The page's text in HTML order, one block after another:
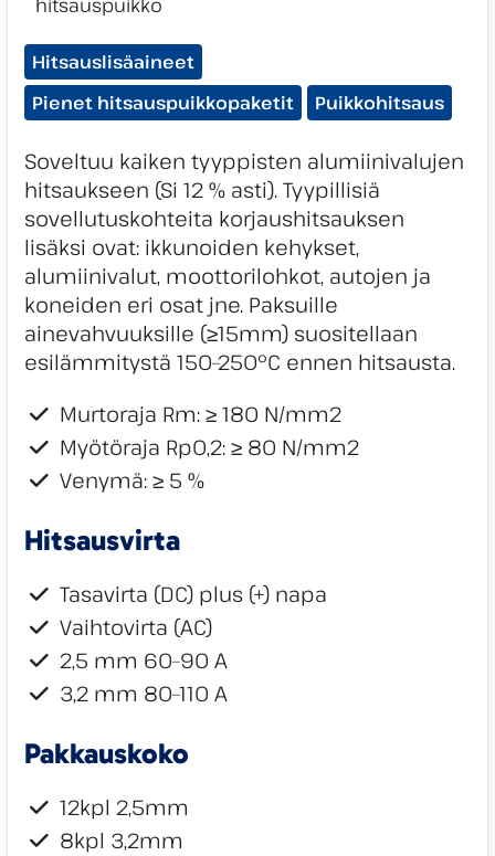
Tuotekategoriat:
Hitsauslisäaineet
Pienet hitsauspuikkopaketit
Puikkohitsaus
Soveltuu kaiken tyyppisten alumiinivalujen
hitsaukseen (Si 12 % asti). Tyypillisiä
sovellutuskohteita korjaushitsauksen
lisäksi ovat: ikkunoiden kehykset,
alumiinivalut, moottorilohkot, autojen ja
koneiden eri osat jne. Paksuille
ainevahvuuksille (≥15mm) suositellaan
esilämmitystä 150–250°C ennen hitsausta.
Murtoraja Rm: ≥ 180 N/mm2
Myötöraja Rp0,2: ≥ 80 N/mm2
Venymä: ≥ 5 %
Hitsausvirta
Tasavirta (DC) plus (+) napa
Vaihtovirta (AC)
2,5 mm 60–90 A
3,2 mm 80–110 A
Pakkauskoko
12kpl 2,5mm
8kpl 3,2mm